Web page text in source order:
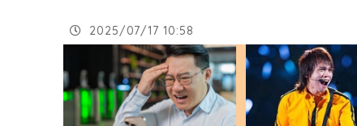
2025/07/17 10:58